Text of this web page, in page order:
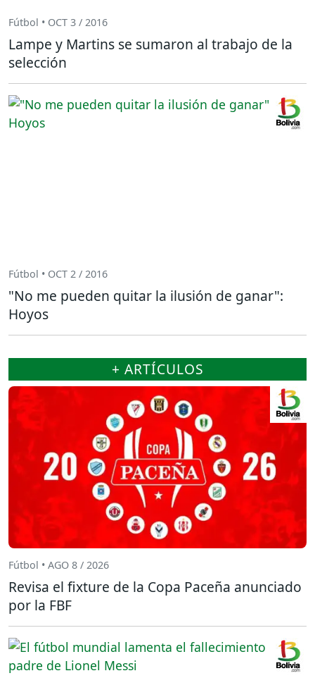
Fútbol • OCT 3 / 2016
Lampe y Martins se sumaron al trabajo de la
selección
Fútbol • OCT 2 / 2016
"No me pueden quitar la ilusión de ganar":
Hoyos
+ ARTÍCULOS
Fútbol • AGO 8 / 2026
Revisa el fixture de la Copa Paceña anunciado
por la FBF